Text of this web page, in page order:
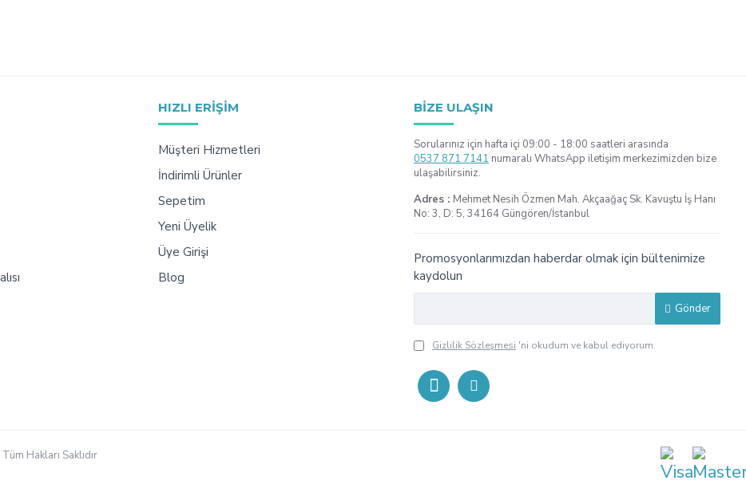
HIZLI ERIŞIM
Müşteri Hizmetleri
İndirimli Ürünler
Sepetim
Yeni Üyelik
Üye Girişi
Blog
BIZE ULAŞIN
Sorularınız için hafta içi 09:00 - 18:00 saatleri arasında
0537 871 7141 numaralı WhatsApp iletişim merkezimizden bize
ulaşabilirsiniz.
Adres : Mehmet Nesih Özmen Mah. Akçaağaç Sk. Kavuştu İş Hanı
No: 3, D: 5, 34164 Güngören/İstanbul
Promosyonlarımızdan haberdar olmak için bültenimize
kaydolun
Gönder
Gizlilik Sözleşmesi 'ni okudum ve kabul ediyorum.
Hakları Saklıdır